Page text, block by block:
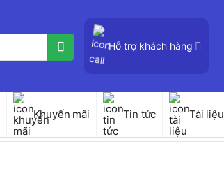
Hỗ trợ khách hàng
Khuyến mãi Tin tức Tài liệu